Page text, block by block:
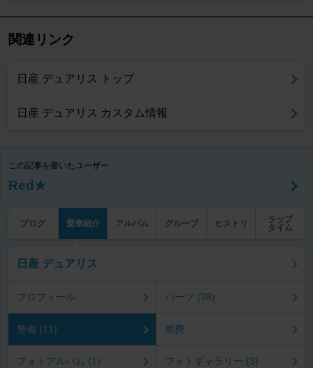
関連リンク
日産 デュアリス トップ
日産 デュアリス カスタム情報
この記事を書いたユーザー
Red★
ブログ 愛車紹介 アルバム グループ ヒストリ
ラップ
タイム
日産 デュアリス
プロフィール パーツ (38)
整備 (11) 燃費
フォトアルバム (1) フォトギャラリー (3)